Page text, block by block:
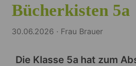
Bücherkisten 5a
30.06.2026 · Frau Brauer
Die Klasse 5a hat zum